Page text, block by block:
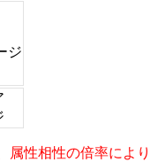
ジ
属性相性の倍率により